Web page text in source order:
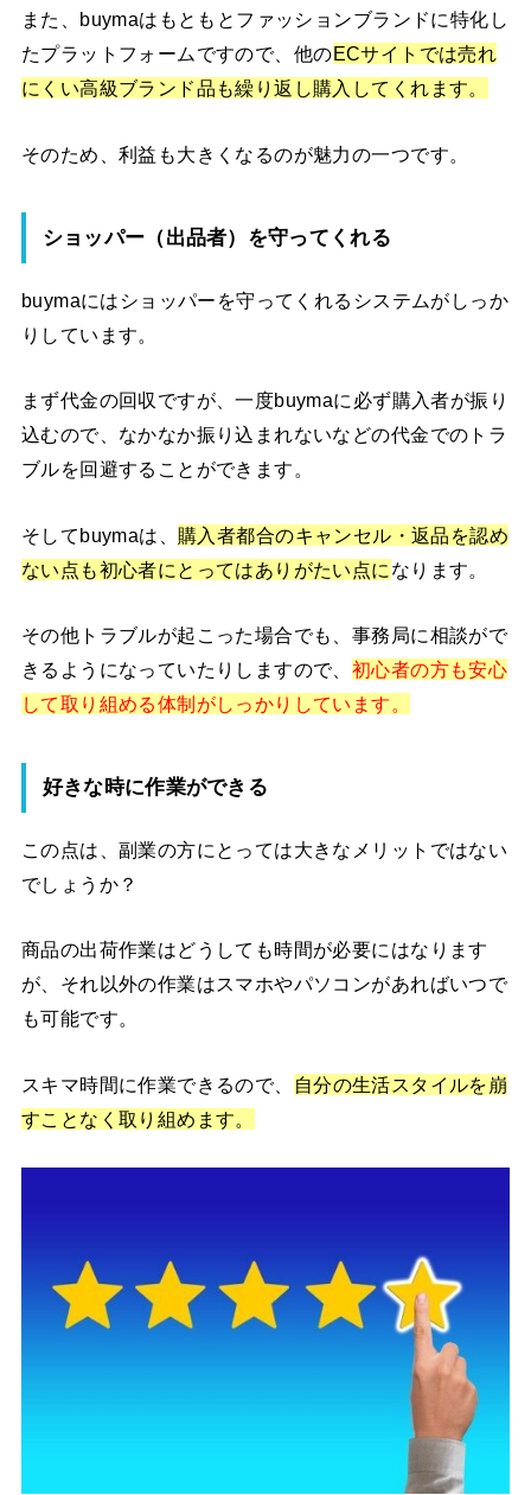
また、buymaはもともとファッションブランドに特化し
たプラットフォームですので、他のECサイトでは売れ
にくい高級ブランド品も繰り返し購入してくれます。
そのため、利益も大きくなるのが魅力の一つです。
ショッパー（出品者）を守ってくれる
buymaにはショッパーを守ってくれるシステムがしっか
りしています。
まず代金の回収ですが、一度buymaに必ず購入者が振り
込むので、なかなか振り込まれないなどの代金でのトラ
ブルを回避することができます。
そしてbuymaは、 購入者都合のキャンセル・返品を認め
ない点も初心者にとってはありがたい点に なります。
その他トラブルが起こった場合でも、事務局に相談がで
きるようになっていたりしますので、 初心者の方も安心
して取り組める体制がしっかりしています。
好きな時に作業ができる
この点は、副業の方にとっては大きなメリットではない
でしょうか？
商品の出荷作業はどうしても時間が必要にはなります
が、それ以外の作業はスマホやパソコンがあればいつで
も可能です。
スキマ時間に作業できるので、
自分の生活スタイルを崩
すことなく取り組めます。